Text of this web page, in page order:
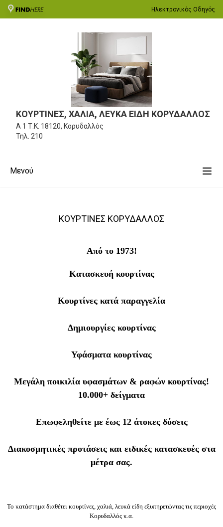
Ηλεκτρονικός Οδηγός
ΚΟΥΡΤΙΝΕΣ, ΧΑΛΙΑ, ΛΕΥΚΑ ΕΙΔΗ ΚΟΡΥΔΑΛΛΟΣ
Α 1 Τ.Κ. 18120, Κορυδαλλός
Τηλ. 210
Μενού
ΚΟΥΡΤΙΝΕΣ ΚΟΡΥΔΑΛΛΟΣ
Από το 1973!
Κατασκευή κουρτίνας
Κουρτίνες κατά παραγγελία
Δημιουργίες κουρτίνας
Υφάσματα κουρτίνας
Μεγάλη ποικιλία υφασμάτων & ραφών κουρτίνας!
10.000+ δείγματα
Επωφεληθείτε με έως 12 άτοκες δόσεις
Διακοσμητικές προτάσεις και ειδικές κατασκευές στα
μέτρα σας.
Το κατάστημα διαθέτει κουρτίνες, χαλιά, λευκά είδη εξυπηρετώντας τις περιοχές
Κορυδαλλός κ.α.